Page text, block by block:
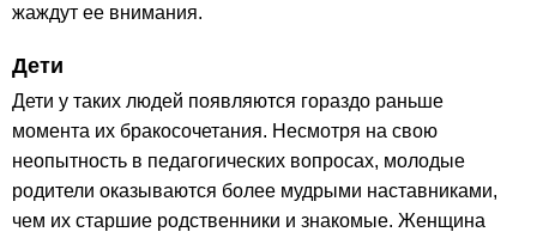
жаждут ее внимания.
Дети
Дети у таких людей появляются гораздо раньше
момента их бракосочетания. Несмотря на свою
неопытность в педагогических вопросах, молодые
родители оказываются более мудрыми наставниками,
чем их старшие родственники и знакомые. Женщина